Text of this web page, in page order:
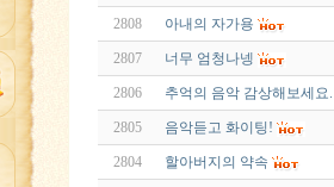
2808 아내의 자가용
2807 너무 엄청나넹
2806 추억의 음악 감상해보세요.
2805 음악듣고 화이팅!
2804 할아버지의 약속